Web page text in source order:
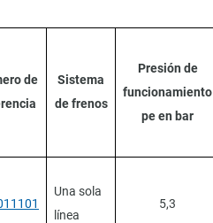
de
Sistema
de frenos
Presión de
funcionamiento
pe en bar
Una sola
línea
5,3